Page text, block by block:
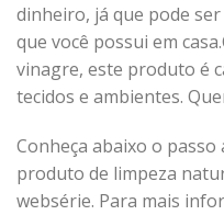
dinheiro, já que pode
que você possui em
vinagre, este produto é
tecidos e ambientes.
Conheça abaixo o passo
produto de limpeza
websérie. Para mais